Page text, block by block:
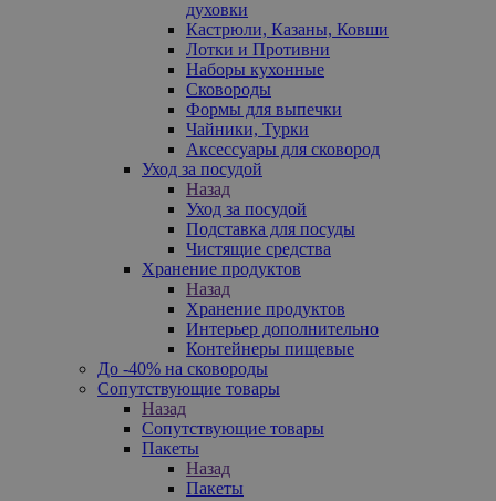
духовки
Кастрюли, Казаны, Ковши
Лотки и Противни
Наборы кухонные
Сковороды
Формы для выпечки
Чайники, Турки
Аксессуары для сковород
Уход за посудой
Назад
Уход за посудой
Подставка для посуды
Чистящие средства
Хранение продуктов
Назад
Хранение продуктов
Интерьер дополнительно
Контейнеры пищевые
До -40% на сковороды
Сопутствующие товары
Назад
Сопутствующие товары
Пакеты
Назад
Пакеты